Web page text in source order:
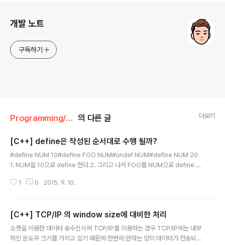
개발 노트
구독하기
Programming/C++ 의 다른 글 더보기
[C++] define은 작성된 순서대로 수행 될까?
#define NUM 10#define FOO NUM#undef NUM#define NUM 20
1. NUM을 10으로 define 한다.2. 그리고 나서 FOO를 NUM으로 define 한
OO는 10일까? 20일까? define 전처리기는 설정된 값을 컴파일 전에 전부 치
다. 하지만 결과를 보면 FOO에는 20으로 할당되어 있다. Stack Overflow에
포스팅 된 글을 보면 프로그램은 절대 사용되지 않을 define에 대해서 효율적
으로 변환하는 작업을 ..
1 0 2015. 9. 10.
[C++] TCP/IP 의 window size에 대비한 처리
소켓을 이용한 데이터 송수신시에 TCP/IP를 이용하는 경우 TCP/IP에는 내부
적인 윈도우 크기를 가지고 있기 때문에 한번에 원하는 양의 데이터가 전송되지